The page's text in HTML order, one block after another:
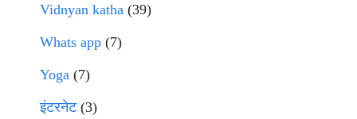
Vidnyan katha (39)
Whats app (7)
Yoga (7)
इंटरनेट(3)